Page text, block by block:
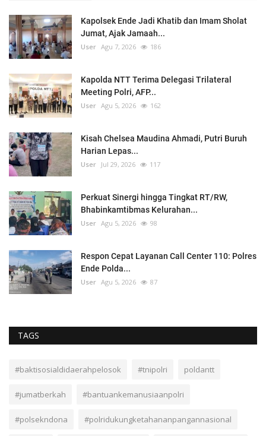
Kapolsek Ende Jadi Khatib dan Imam Sholat
Jumat, Ajak Jamaah...
User Agu 7, 2026 186
Kapolda NTT Terima Delegasi Trilateral
Meeting Polri, AFP...
User Agu 5, 2026 162
Kisah Chelsea Maudina Ahmadi, Putri Buruh
Harian Lepas...
User Jul 29, 2026 117
Perkuat Sinergi hingga Tingkat RT/RW,
Bhabinkamtibmas Kelurahan...
User Agu 5, 2026 98
Respon Cepat Layanan Call Center 110: Polres
Ende Polda...
User Agu 5, 2026 87
TAGS
#baktisosialdidaerahpelosok #tnipolri poldantt
#jumatberkah #bantuankemanusiaanpolri
#polsekndona #polridukungketahananpangannasional